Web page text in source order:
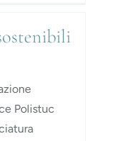
Polistuc